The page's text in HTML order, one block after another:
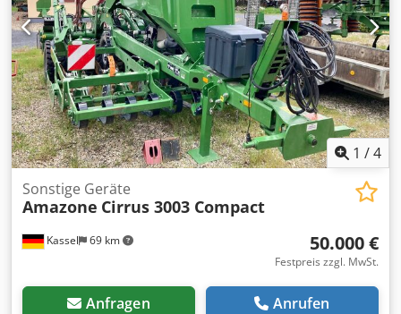
1 /4
Kassel 69 km
Sonstige Geräte
Amazone Cirrus 3003 Compact
50.000 €
Festpreis zzgl. MwSt.
Anfragen Anrufen